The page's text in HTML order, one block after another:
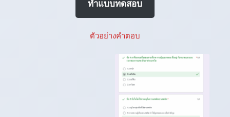
ทำแบบทดสอบ
ตัวอย่างคำตอบ